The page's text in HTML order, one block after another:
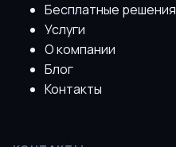
Бесплатные решения
Услуги
О компании
Блог
Контакты